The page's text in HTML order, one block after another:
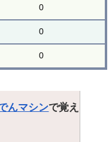
0
0
0
んマシンで覚え